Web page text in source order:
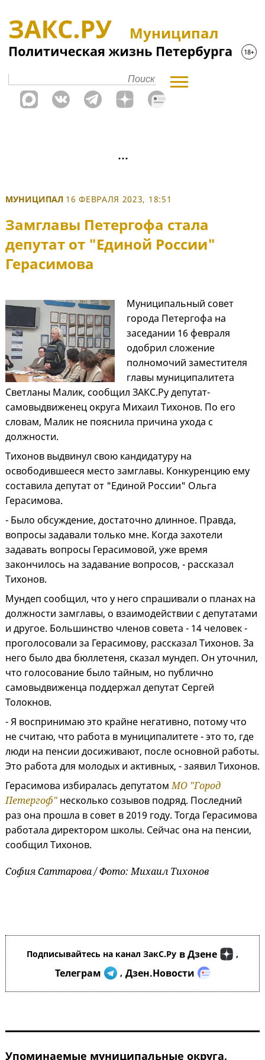
Муниципал
МУНИЦИПАЛ 16 ФЕВРАЛЯ 2023, 18:51
Замглавы Петергофа стала
депутат от "Единой России"
Герасимова
Муниципальный совет
города Петергофа на
заседании 16 февраля
одобрил сложение
полномочий заместителя
главы муниципалитета
Светланы Малик, сообщил ЗАКС.Ру депутат-
самовыдвиженец округа Михаил Тихонов. По его
словам, Малик не пояснила причина ухода с
должности.
Тихонов выдвинул свою кандидатуру на
освободившееся место замглавы. Конкуренцию ему
составила депутат от "Единой России" Ольга
Герасимова.
- Было обсуждение, достаточно длинное. Правда,
вопросы задавали только мне. Когда захотели
задавать вопросы Герасимовой, уже время
закончилось на задавание вопросов, - рассказал
Тихонов.
Мундеп сообщил, что у него спрашивали о планах на
должности замглавы, о взаимодействии с депутатами
и другое. Большинство членов совета - 14 человек -
проголосовали за Герасимову, рассказал Тихонов. За
него было два бюллетеня, сказал мундеп. Он уточнил,
что голосование было тайным, но публично
самовыдвиженца поддержал депутат Сергей
Толокнов.
- Я воспринимаю это крайне негативно, потому что
не считаю, что работа в муниципалитете - это то, где
люди на пенсии досиживают, после основной работы.
Это работа для молодых и активных, - заявил Тихонов.
Герасимова избиралась депутатомМО "Город
Петергоф" несколько созывов подряд. Последний
раз она прошла в совет в 2019 году. Тогда Герасимова
работала директором школы. Сейчас она на пенсии,
сообщил Тихонов.
София Саттарова / Фото: Михаил Тихонов
Подписывайтесь на канал ЗакС.Ру в Дзене ,
Телеграм , Дзен.Новости
Упоминаемые муниципальные округа,